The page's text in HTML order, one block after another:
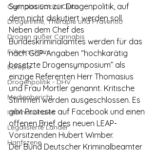
Cannabis Social Clubs
Drogenhilfe, Therapie und Präventio
Drogen außer Cannabis
Führerschein
Europa
Drogenpolitik - DHV
Medienbericht
Internationales
Legalisierte Länder
Hanfszene
Symposium zur Drogenpolitik, auf
dem nicht diskutiert werden soll.
Neben dem Chef des
Bundeskriminalamtes werden für das
nach GdP-Angaben “hochkarätig
besetzte Drogensymposium” als
einzige Referenten Herr Thomasius
und Frau Mortler genannt. Kritische
Stimmen werden ausgeschlossen. Es
gibt Proteste auf Facebook und einen
offenen Brief des neuen LEAP-
Vorsitzenden Hubert Wimber.
Der Bund Deutscher Kriminalbeamter